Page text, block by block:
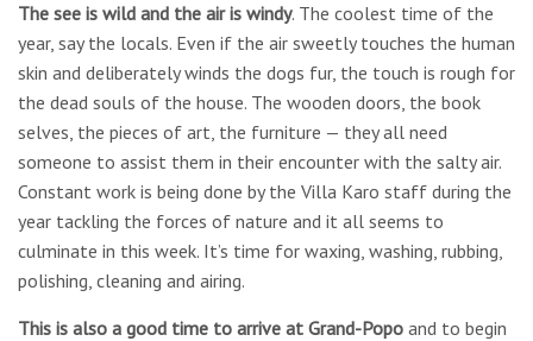
The see is wild and the air is windy. The coolest time of the
year, say the locals. Even if the air sweetly touches the human
skin and deliberately winds the dogs fur, the touch is rough for
the dead souls of the house. The wooden doors, the book
selves, the pieces of art, the furniture — they all need
someone to assist them in their encounter with the salty air.
Constant work is being done by the Villa Karo staff during the
year tackling the forces of nature and it all seems to
culminate in this week. It’s time for waxing, washing, rubbing,
polishing, cleaning and airing.
This is also a good time to arrive at Grand-Popo and to begin